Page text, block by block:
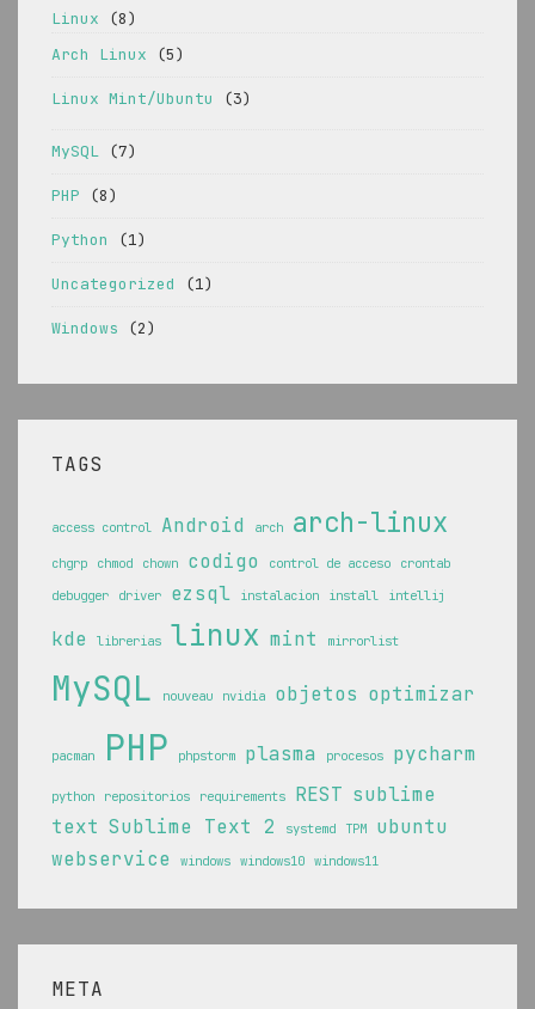
Linux (8)
Arch Linux (5)
Linux Mint/Ubuntu (3)
MySQL (7)
PHP (8)
Python (1)
Uncategorized (1)
Windows (2)
TAGS
access control Android arch arch-linux
chgrp chmod chown codigo control de acceso
crontab
debugger
driver ezsql instalacion install intellij
kde librerias linux mint mirrorlist
MySQL nouveau nvidia objetos optimizar
pacman PHP phpstorm plasma procesos pycharm
python repositorios requirements REST sublime
text Sublime Text 2 systemd TPM
ubuntu
webservice
windows windows10 windows11
META